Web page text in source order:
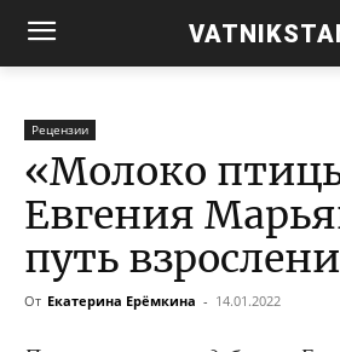
Рецензии
«Молоко
Евгения
путь
От Екатерина Ерёмкина - 14.01.2022